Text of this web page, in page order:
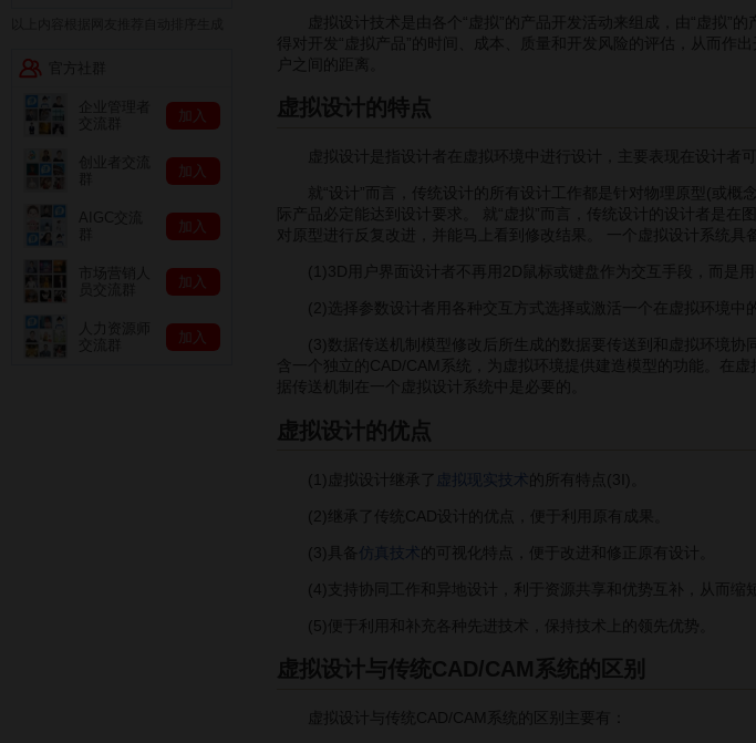
虚拟设计技术是由各个“虚拟”的产品开发活动来组成，由“虚拟”的
得对开发“虚拟产品”的时间、成本、质量和开发风险的评估，从而作
户之间的距离。
虚拟设计的特点
虚拟设计是指设计者在虚拟环境中进行设计，主要表现在设计者可
就“设计”而言，传统设计的所有设计工作都是针对物理原型(或概
际产品必定能达到设计要求。 就“虚拟”而言，传统设计的设计者是
对原型进行反复改进，并能马上看到修改结果。 一个虚拟设计系统具
(1)3D用户界面设计者不再用2D鼠标或键盘作为交互手段，而是用
(2)选择参数设计者用各种交互方式选择或激活一个在虚拟环境中
(3)数据传送机制模型修改后所生成的数据要传送到和虚拟环境协
含一个独立的CAD/CAM系统，为虚拟环境提供建造模型的功能。在
据传送机制在一个虚拟设计系统中是必要的。
虚拟设计的优点
(1)虚拟设计继承了 虚拟现实技术的所有特点(3I)。
(2)继承了传统CAD设计的优点，便于利用原有成果。
(3)具备 仿真技术的可视化特点，便于改进和修正原有设计。
(4)支持协同工作和异地设计，利于资源共享和优势互补，从而缩短
(5)便于利用和补充各种先进技术，保持技术上的领先优势。
虚拟设计与传统CAD/CAM系统的区别
虚拟设计与传统CAD/CAM系统的区别主要有：
加入
加入
加入
加入
加入